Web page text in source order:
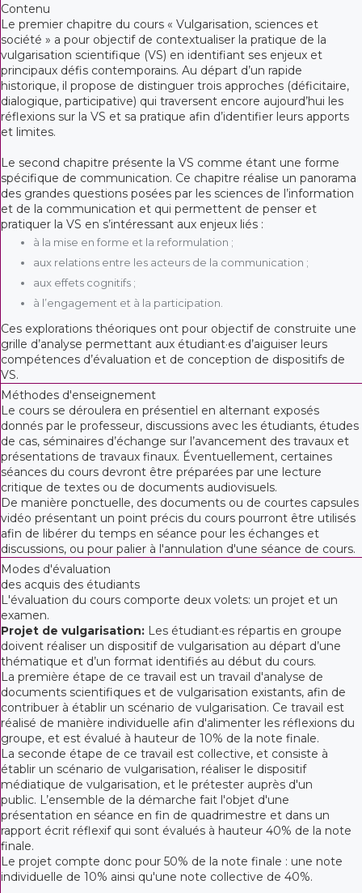
Contenu
Le premier chapitre du cours « Vulgarisation, sciences et
société » a pour objectif de contextualiser la pratique de la
vulgarisation scientifique (VS) en identifiant ses enjeux et
principaux défis contemporains. Au départ d’un rapide
historique, il propose de distinguer trois approches (déficitaire,
dialogique, participative) qui traversent encore aujourd’hui les
réflexions sur la VS et sa pratique afin d’identifier leurs apports
et limites.
Le second chapitre présente la VS comme étant une forme
spécifique de communication. Ce chapitre réalise un panorama
des grandes questions posées par les sciences de l’information
et de la communication et qui permettent de penser et
pratiquer la VS en s’intéressant aux enjeux liés :
à la mise en forme et la reformulation ;
aux relations entre les acteurs de la communication ;
aux effets cognitifs ;
à l’engagement et à la participation.
Ces explorations théoriques ont pour objectif de construite une
grille d’analyse permettant aux étudiant·es d’aiguiser leurs
compétences d’évaluation et de conception de dispositifs de
VS.
Méthodes d'enseignement
Le cours se déroulera en présentiel en alternant exposés
donnés par le professeur, discussions avec les étudiants, études
de cas, séminaires d’échange sur l’avancement des travaux et
présentations de travaux finaux. Éventuellement, certaines
séances du cours devront être préparées par une lecture
critique de textes ou de documents audiovisuels.
De manière ponctuelle, des documents ou de courtes capsules
vidéo présentant un point précis du cours pourront être utilisés
afin de libérer du temps en séance pour les échanges et
discussions, ou pour palier à l'annulation d'une séance de cours.
Modes d'évaluation
des acquis des étudiants
L'évaluation du cours comporte deux volets: un projet et un
examen.
Projet de vulgarisation: Les étudiant·es répartis en groupe
doivent réaliser un dispositif de vulgarisation au départ d’une
thématique et d’un format identifiés au début du cours.
La première étape de ce travail est un travail d'analyse de
documents scientifiques et de vulgarisation existants, afin de
contribuer à établir un scénario de vulgarisation. Ce travail est
réalisé de manière individuelle afin d'alimenter les réflexions du
groupe, et est évalué à hauteur de 10% de la note finale.
La seconde étape de ce travail est collective, et consiste à
établir un scénario de vulgarisation, réaliser le dispositif
médiatique de vulgarisation, et le prétester auprès d'un
public. L’ensemble de la démarche fait l'objet d'une
présentation en séance en fin de quadrimestre et dans un
rapport écrit réflexif qui sont évalués à hauteur 40% de la note
finale.
Le projet compte donc pour 50% de la note finale : une note
individuelle de 10% ainsi qu'une note collective de 40%.